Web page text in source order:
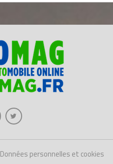
Données personnelles et cookies